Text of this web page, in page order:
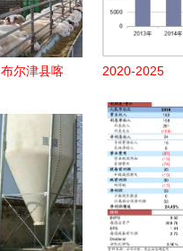
布尔津县喀
牧科技园
科技赋能激
发产业新活
力，规模发
展带动畜牧
2020-2025
行业发展趋
势预测及投
资规划研究
报告